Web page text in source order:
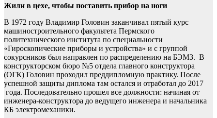
Жили в цехе, чтобы поставить прибор на ноги
В 1972 году Владимир Головин заканчивал пятый курс
машиностроительного факультета Пермского
политехнического института по специальности
«Гироскопические приборы и устройства» и с группой
сокурсников был направлен по распределению на БЭМЗ. В
конструкторском бюро №5 отдела главного конструктора
(ОГК) Головин проходил преддипломную практику. После
успешной защиты диплома там остался и отработал до 2017
года. Последовательно прошел все должности: начиная от
инженера-конструктора до ведущего инженера и начальника
КБ электромеханики.